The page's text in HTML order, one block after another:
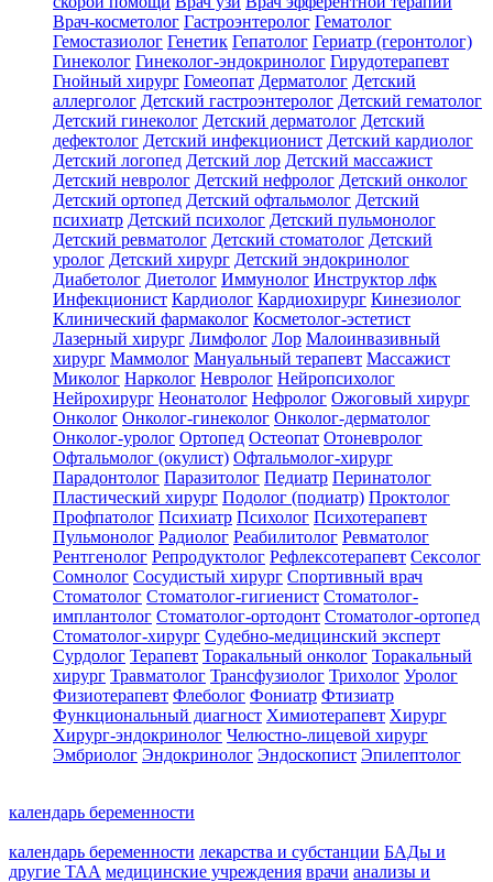
Врач-косметолог Гастроэнтеролог Гематолог
Гемостазиолог Генетик Гепатолог Гериатр (геронтолог)
Гинеколог Гинеколог-эндокринолог Гирудотерапевт
Гнойный хирург Гомеопат Дерматолог Детский
аллерголог Детский гастроэнтеролог Детский гематолог
Детский гинеколог Детский дерматолог Детский
дефектолог Детский инфекционист Детский кардиолог
Детский логопед Детский лор Детский массажист
Детский невролог Детский нефролог Детский онколог
Детский ортопед Детский офтальмолог Детский
психиатр Детский психолог Детский пульмонолог
Детский ревматолог Детский стоматолог Детский
уролог Детский хирург Детский эндокринолог
Диабетолог Диетолог Иммунолог Инструктор лфк
Инфекционист Кардиолог Кардиохирург Кинезиолог
Клинический фармаколог Косметолог-эстетист
Лазерный хирург Лимфолог Лор Малоинвазивный
хирург Маммолог Мануальный терапевт Массажист
Миколог Нарколог Невролог Нейропсихолог
Нейрохирург Неонатолог Нефролог Ожоговый хирург
Онколог Онколог-гинеколог Онколог-дерматолог
Онколог-уролог Ортопед Остеопат Отоневролог
Офтальмолог (окулист) Офтальмолог-хирург
Парадонтолог Паразитолог Педиатр Перинатолог
Пластический хирург Подолог (подиатр) Проктолог
Профпатолог Психиатр Психолог Психотерапевт
Пульмонолог Радиолог Реабилитолог Ревматолог
Рентгенолог Репродуктолог Рефлексотерапевт Сексолог
Сомнолог Сосудистый хирург Спортивный врач
Стоматолог Стоматолог-гигиенист Стоматолог-
имплантолог Стоматолог-ортодонт Стоматолог-ортопед
Стоматолог-хирург Судебно-медицинский эксперт
Сурдолог Терапевт Торакальный онколог Торакальный
хирург Травматолог Трансфузиолог Трихолог Уролог
Физиотерапевт Флеболог Фониатр Фтизиатр
Функциональный диагност Химиотерапевт Хирург
Хирург-эндокринолог Челюстно-лицевой хирург
Эмбриолог Эндокринолог Эндоскопист Эпилептолог
календарь беременности
календарь беременности лекарства и субстанции БАДы и
другие ТАА медицинские учреждения врачи анализы и